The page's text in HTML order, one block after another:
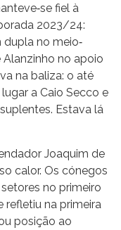
fiel à
2023/24:
no meio‐
no apoio
na baliza: o até
a Caio Secco e
Estava lá
Joaquim de
calor. Os cónegos
no primeiro
refletiu na primeira
posição ao